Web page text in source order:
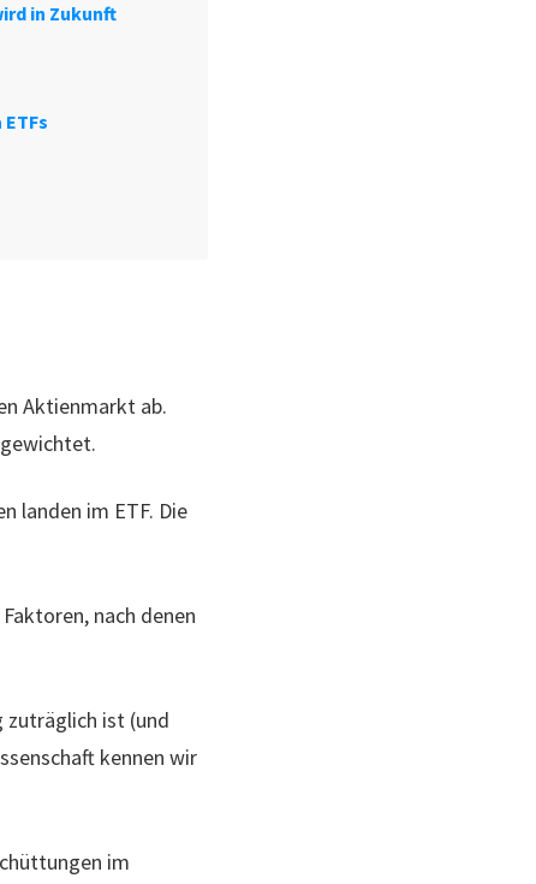
in Zukunft
Aktienmarkt ab.
landen im ETF. Die
nach denen
zuträglich ist (und
kennen wir
im